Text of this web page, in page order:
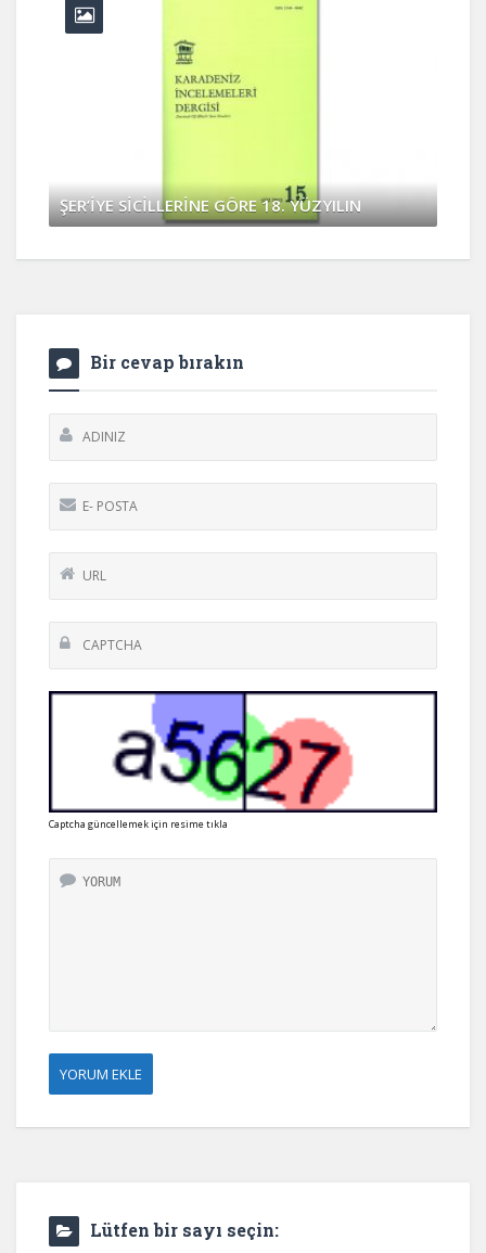
ŞER’İYE SİCİLLERİNE GÖRE 18. YÜZYILIN
Bir cevap bırakın
Captcha güncellemek için resime tıkla
Lütfen bir sayı seçin: